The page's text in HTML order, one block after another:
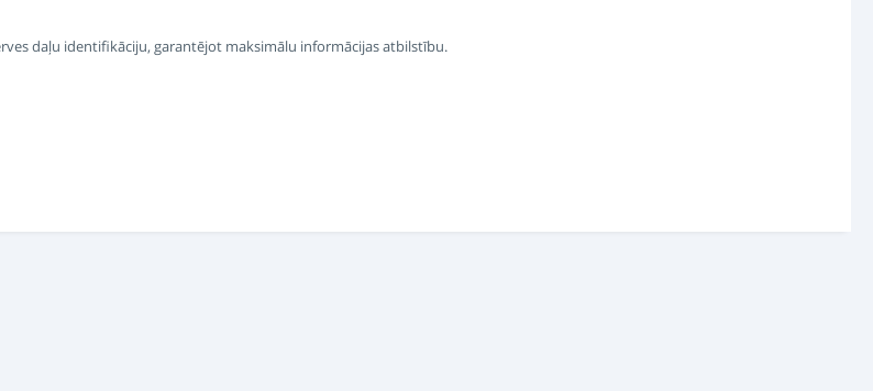
daļu identifikāciju, garantējot maksimālu informācijas atbilstību.